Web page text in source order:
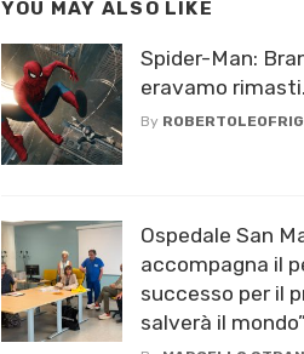
YOU MAY ALSO LIKE
Spider-Man:
eravamo
By
Ospedale San
accompagna il
successo per il
salverà il mondo”